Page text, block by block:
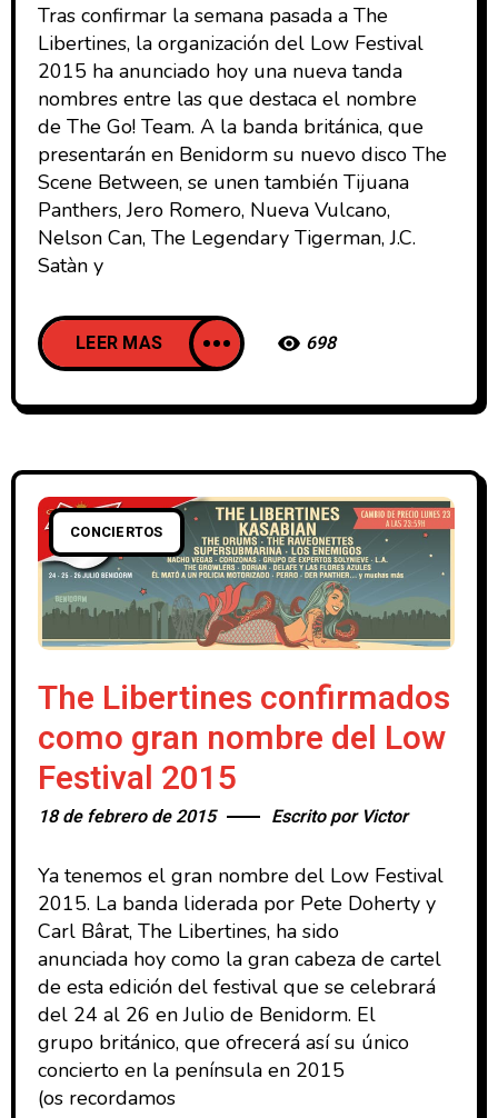
Tras confirmar la semana pasada a The
Libertines, la organización del Low Festival
2015 ha anunciado hoy una nueva tanda
nombres entre las que destaca el nombre
de The Go! Team. A la banda británica, que
presentarán en Benidorm su nuevo disco The
Scene Between, se unen también Tijuana
Panthers, Jero Romero, Nueva Vulcano,
Nelson Can, The Legendary Tigerman, J.C.
Satàn y
LEER MAS 698
CONCIERTOS
The Libertines confirmados
como gran nombre del Low
Festival 2015
18 de febrero de 2015 Escrito por Victor
Ya tenemos el gran nombre del Low Festival
2015. La banda liderada por Pete Doherty y
Carl Bârat, The Libertines, ha sido
anunciada hoy como la gran cabeza de cartel
de esta edición del festival que se celebrará
del 24 al 26 en Julio de Benidorm. El
grupo británico, que ofrecerá así su único
concierto en la península en 2015
(os recordamos